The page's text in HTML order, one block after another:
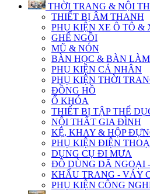
THỜI TRANG & NỘI
THIẾT BỊ ÂM THANH
PHỤ KIỆN XE Ô TÔ &
GHẾ NGỒI
MŨ & NÓN
BÀN HỌC & BÀN
PHỤ KIỆN CÁ NHÂN
PHỤ KIỆN THỜI
ĐỒNG HỒ
Ổ KHÓA
THIẾT BỊ TẬP THỂ
NỘI THẤT GIA ĐÌNH
KỆ, KHAY & HỘP
PHỤ KIỆN ĐIỆN
DỤNG CỤ ĐI MƯA
ĐỒ DÙNG DÃ NGOẠI
KHẨU TRANG - VÁY
PHỤ KIỆN CÔNG